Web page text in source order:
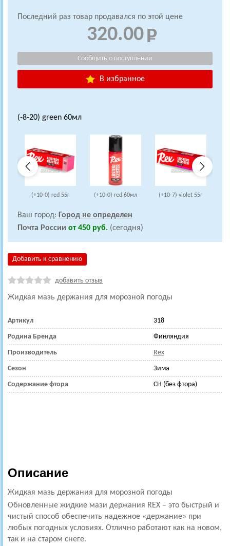
Последний раз товар продавался по этой цене
320.00
В избранное
(-8-20) green 60мл
(+10-0) red 55г (+10-0) red 60мл (+10-7) violet 55г
Ваш город: Город не определен
Почта России от 450 руб. (сегодня)
Добавить к сравнению
добавить отзыв
Жидкая мазь держания для морозной погоды
Артикул 318
Родина Бренда Финляндия
Производитель Rex
Сезон Зима
Содержание фтора CH (без фтора)
Описание
Жидкая мазь держания для морозной погоды
Обновленные жидкие мази держания REX – это быстрый и
чистый способ обеспечить надежное «держание» при
любых погодных условиях. Отлично работают как на новом,
так и на старом снеге.